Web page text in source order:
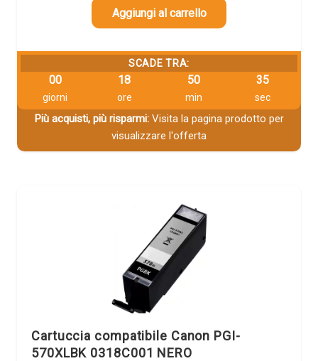
Aggiungi al carrello
SCADE TRA:
00
giorni
18
ore
50
min
34
sec
Più acquisti, più risparmi:Visita la pagina prodotto per
visualizzare l'offerta
Cartuccia compatibile Canon PGI-
570XLBK 0318C001 NERO